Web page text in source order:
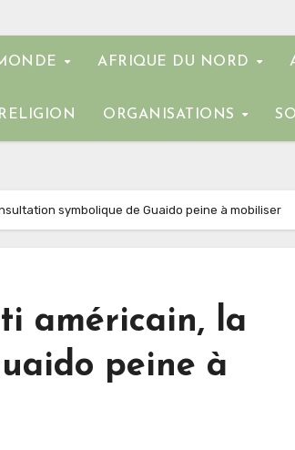
AFRIQUE DU NORD
RELIGION ORGANISATIONS
symbolique de Guaido peine à mobiliser
américain, la
peine à